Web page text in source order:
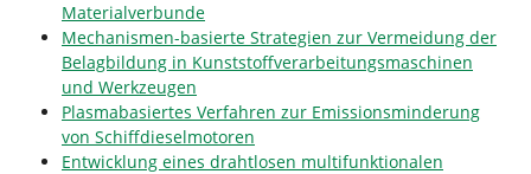
Materialverbunde
Mechanismen-basierte Strategien zur Vermeidung der
Belagbildung in Kunststoffverarbeitungsmaschinen
und Werkzeugen
Plasmabasiertes Verfahren zur Emissionsminderung
von Schiffdieselmotoren
Entwicklung eines drahtlosen multifunktionalen